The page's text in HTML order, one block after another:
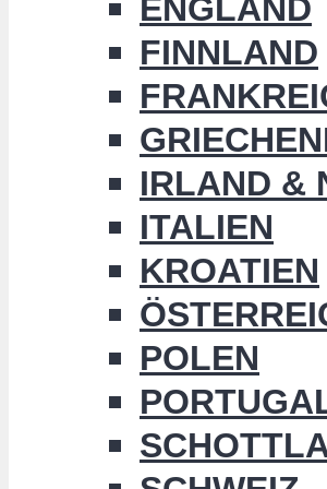
ENGLAND
FINNLAND
IRLAND &
ITALIEN
KROATIEN
POLEN